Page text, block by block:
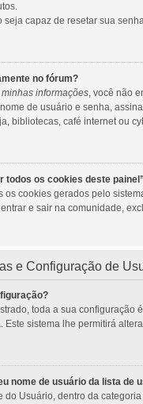
seja capaz de resetar sua
no fórum?
informações, você não
de usuário e senha,
bibliotecas, café internet ou
todos os cookies deste
os cookies gerados pelo
e sair na comunidade,
e Configuração de
toda a sua
Este sistema lhe permitirá
nome de usuário da lista de
do Usuário, dentro da